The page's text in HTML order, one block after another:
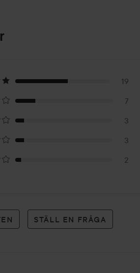
19
7
3
3
2
STÄLL EN FRÅGA